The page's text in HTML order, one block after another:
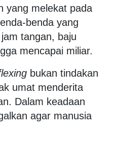
yang melekat pada
benda yang
tangan, baju
mencapai miliar.
bukan tindakan
umat menderita
Dalam keadaan
agar manusia